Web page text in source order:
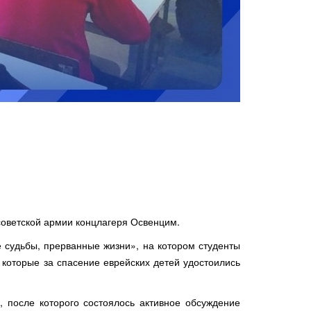
армии концлагеря Освенцим.
прерванные жизни», на котором студенты
за спасение еврейских детей удостоились
которого состоялось активное обсуждение